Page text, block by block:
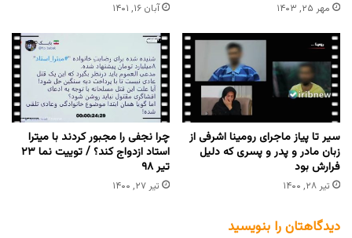
مهر ۲۵, ۱۴۰۳ آبان ۱۶, ۱۴۰۱
سیر تا پیاز ماجرای رومینا اشرفی از
زبان مادر و پدر و پسری که دلیل
فرارش بود
تیر ۲۸, ۱۴۰۰
چرا نجفی را مجبور کردند با میترا
استاد ازدواج کند؟ / توییت نما ۲۳
تیر ۹۸
تیر ۲۷, ۱۴۰۰
دیدگاهتان را بنویسید